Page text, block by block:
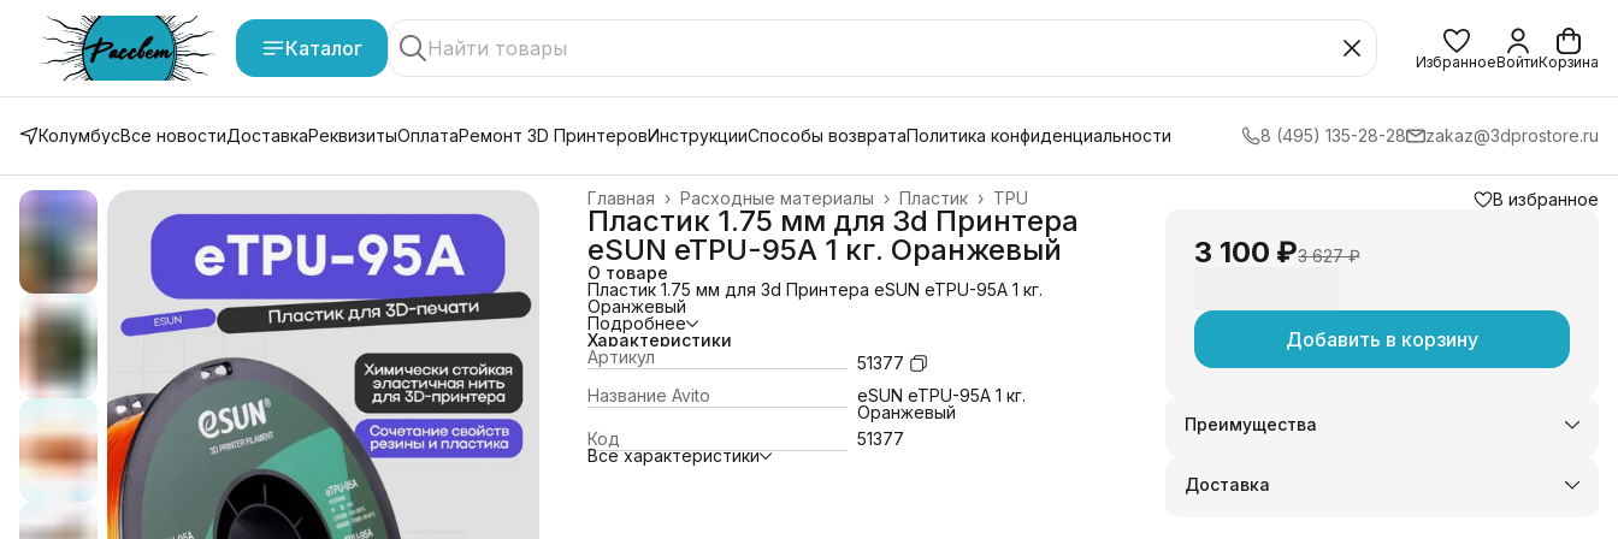
Каталог
ИзбранноеВойтиКорзина
КолумбусВсе новостиДоставкаРеквизитыОплатаРемонт 3D ПринтеровИнструкцииСпособы возвратаПолитика конфиденциальности 8 (495) 135-28-28 zakaz@3dprostore.ru
TPU
Пластик ›
Расходные материалы ›
Главная ›
Пластик 1.75 мм для 3d Принтера
eSUN eTPU-95A 1 кг. Оранжевый
О товаре
Пластик 1.75 мм для 3d Принтера eSUN eTPU-95A 1 кг.
Оранжевый
Подробнее
Характеристики
Артикул
51377
Название Avito
eSUN eTPU-95A 1 кг.
Оранжевый
Код
51377
Все характеристики
В избранное
3 100 ₽3 627 ₽
Добавить в корзину
Преимущества
Оплата частями в Сплит
Удобный возврат
Доставка